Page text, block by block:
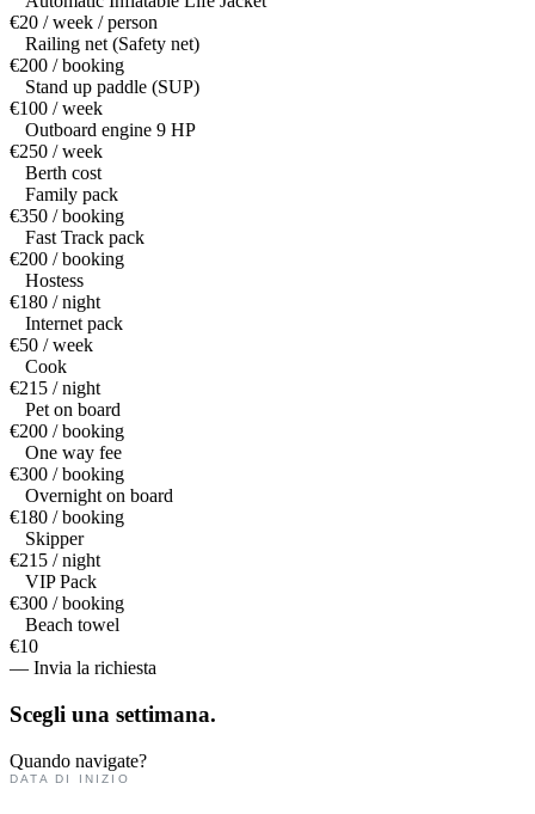
€20 / week / person
Railing net (Safety net)
€200 / booking
Stand up paddle (SUP)
€100 / week
Outboard engine 9 HP
€250 / week
Berth cost
Family pack
€350 / booking
Fast Track pack
€200 / booking
Hostess
€180 / night
Internet pack
€50 / week
Cook
€215 / night
Pet on board
€200 / booking
One way fee
€300 / booking
Overnight on board
€180 / booking
Skipper
€215 / night
VIP Pack
€300 / booking
Beach towel
€10
— Invia la richiesta
Scegli una settimana.
Quando navigate?
DATA DI INIZIO